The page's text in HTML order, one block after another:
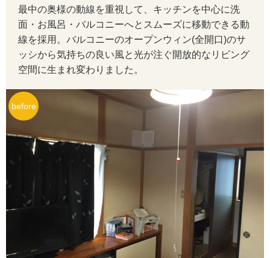
最中の奥様の動線を重視して、キッチンを中心に洗
面・お風呂・バルコニーへとスムーズに移動できる動
線を採用。バルコニーのオープンウィン(全開口)のサ
ッシから気持ちの良い風と光が注ぐ開放的なリビング
空間に生まれ変わりました。